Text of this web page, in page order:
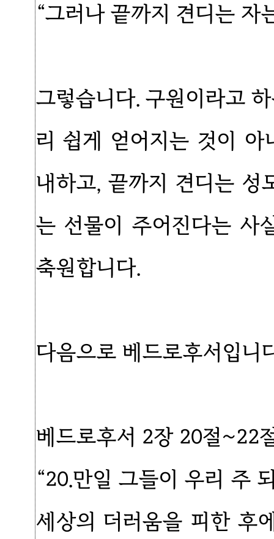
“그러나 끝까지 견디는 자
그렇습니다. 구원이라고
리 쉽게 얻어지는 것이
내하고, 끝까지 견디는 성
는 선물이 주어진다는 사
축원합니다.
다음으로 베드로후서입니
베드로후서 2장 20절~22
“20.만일 그들이 우리 주
세상의 더러움을 피한 후